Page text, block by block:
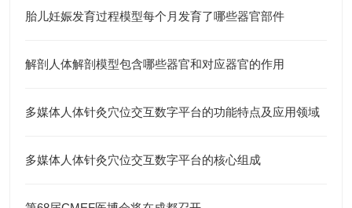
胎儿妊娠发育过程模型每个月发育了哪些器官部件
解剖人体解剖模型包含哪些器官和对应器官的作用
多媒体人体针灸穴位交互数字平台的功能特点及应用领域
多媒体人体针灸穴位交互数字平台的核心组成